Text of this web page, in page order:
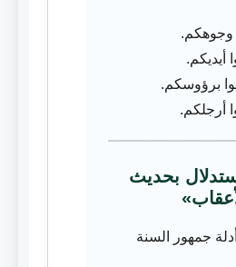
وجوهكم.
أيديكم.
برؤوسكم.
أرجلكم.
بحديث
جمهور السنة